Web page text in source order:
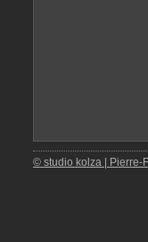
© studio kolza | Pierre-